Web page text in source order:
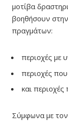
μοτίβα
βοηθήσουν
πραγμάτων:
περιοχές με
περιοχές
και
Σύμφωνα με τον